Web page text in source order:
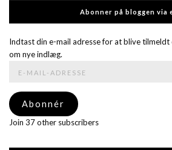
Abonner på bloggen via
Indtast din e-mail adresse for at blive
om nye indlæg.
adresse
Abonnér
Join 37 other subscribers